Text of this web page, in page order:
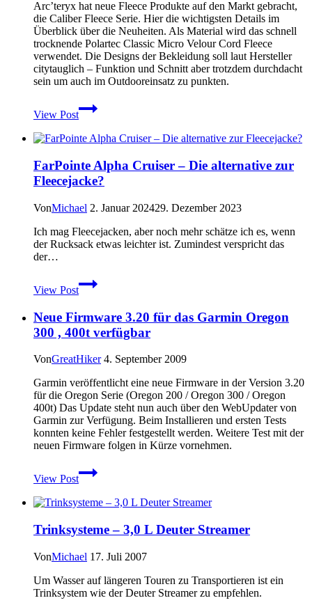
Arc’teryx hat neue Fleece Produkte auf den Markt gebracht,
die Caliber Fleece Serie. Hier die wichtigsten Details im
Überblick über die Neuheiten. Als Material wird das schnell
trocknende Polartec Classic Micro Velour Cord Fleece
verwendet. Die Designs der Bekleidung soll laut Hersteller
citytauglich – Funktion und Schnitt aber trotzdem durchdacht
sein um auch im Outdooreinsatz zu punkten.
View Post
Neue
Fleece
von
–
Die
Serie
FarPointe Alpha Cruiser – Die alternative zur
Fleecejacke?
VonMichael 2. Januar 202429. Dezember 2023
Ich mag Fleecejacken, aber noch mehr schätze ich es, wenn
der Rucksack etwas leichter ist. Zumindest verspricht das
der…
View Post
FarPointe
Alpha
–
Die
alternative
zur
Fleecejacke?
Neue Firmware 3.20 für das Garmin Oregon
300 , 400t verfügbar
VonGreatHiker 4. September 2009
Garmin veröffentlicht eine neue Firmware in der Version 3.20
für die Oregon Serie (Oregon 200 / Oregon 300 / Oregon
400t) Das Update steht nun auch über den WebUpdater von
Garmin zur Verfügung. Beim Installieren und ersten Tests
konnten keine Fehler festgestellt werden. Weitere Test mit der
neuen Firmware folgen in Kürze vornehmen.
View Post
Neue
Firmware
für
Garmin
300
400t
verfügbar
Trinksysteme – 3,0 L Deuter Streamer
VonMichael 17. Juli 2007
Um Wasser auf längeren Touren zu Transportieren ist ein
Trinksystem wie der Deuter Streamer zu empfehlen.